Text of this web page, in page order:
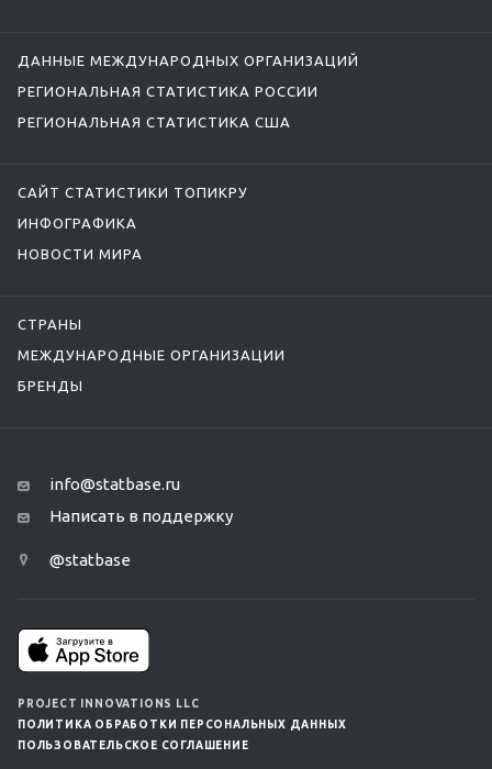
ДАННЫЕ МЕЖДУНАРОДНЫХ ОРГАНИЗАЦИЙ
РЕГИОНАЛЬНАЯ СТАТИСТИКА РОССИИ
РЕГИОНАЛЬНАЯ СТАТИСТИКА США
САЙТ СТАТИСТИКИ ТОПИКРУ
ИНФОГРАФИКА
НОВОСТИ МИРА
СТРАНЫ
МЕЖДУНАРОДНЫЕ ОРГАНИЗАЦИИ
БРЕНДЫ
info@statbase.ru
Написать в поддержку
@statbase
PROJECT INNOVATIONS LLC
ПОЛИТИКА ОБРАБОТКИ ПЕРСОНАЛЬНЫХ ДАННЫХ
ПОЛЬЗОВАТЕЛЬСКОЕ СОГЛАШЕНИЕ